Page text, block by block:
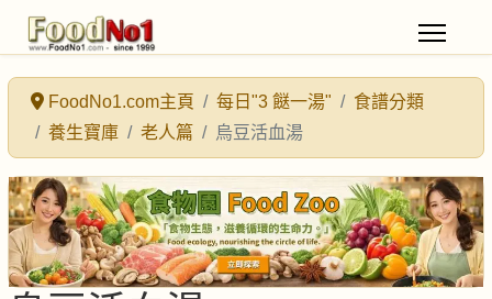
FoodNo1.com主頁 每日"3 餸一湯"
食譜分類
養生寶庫
老人篇 烏豆活血湯